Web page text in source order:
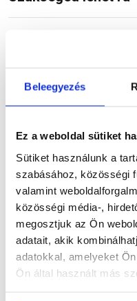
Beleegyezés
Ez a weboldal sütiket
Sütiket használunk a
szabásához, közösségi
valamint
közösségi média-,
megosztjuk az Ön
adatait, akik
adatokkal, amelyeket
Ön által használt más
Vásárlói